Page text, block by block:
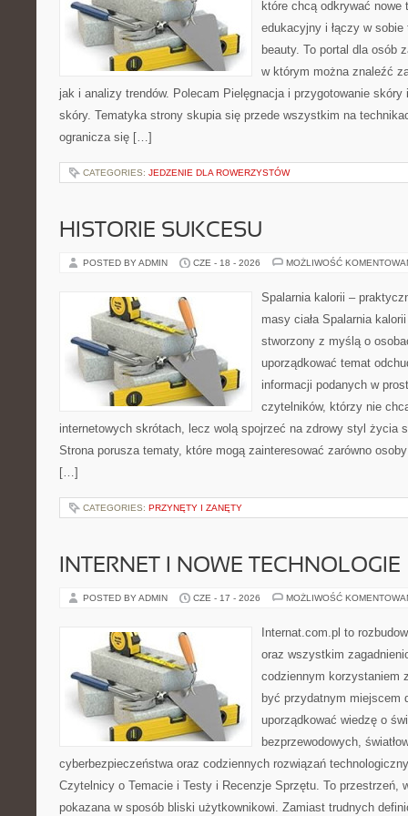
które chcą odkrywać nowe
edukacyjny i łączy w
beauty. To portal dla osób
w którym można znaleźć
jak i analizy trendów. Polecam Pielęgnacja i przygotowanie
skóry. Tematyka strony skupia się przede wszystkim na
ogranicza się […]
CATEGORIES: JEDZENIE DLA ROWERZYSTÓW
HISTORIE SUKCESU
POSTED BY ADMIN CZE - 18 - 2026 MOŻLIWOŚĆ
Spalarnia kalorii –
masy ciała Spalarnia
stworzony z myślą o
uporządkować temat
informacji podanych w
czytelników, którzy nie
internetowych skrótach, lecz wolą spojrzeć na zdrowy styl życia
Strona porusza tematy, które mogą zainteresować zarówno
[…]
CATEGORIES: PRZYNĘTY I ZANĘTY
INTERNET I NOWE TECHNOLOGIE
POSTED BY ADMIN CZE - 17 - 2026 MOŻLIWOŚĆ
Internat.com.pl to
oraz wszystkim
codziennym korzystaniem
być przydatnym miejscem
uporządkować wiedzę o
bezprzewodowych,
cyberbezpieczeństwa oraz codziennych rozwiązań
Czytelnicy o Temacie i Testy i Recenzje Sprzętu. To przestrzeń,
pokazana w sposób bliski użytkownikowi. Zamiast trudnych